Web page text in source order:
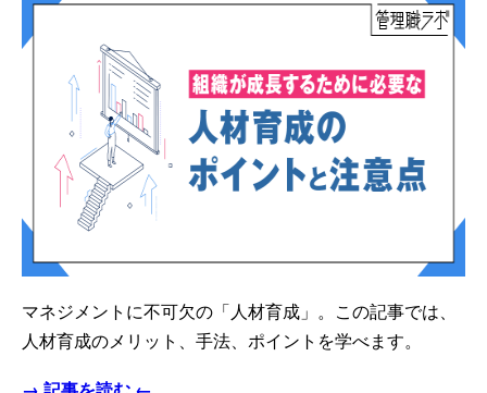
マネジメントに不可欠の「人材育成」。この記事では、
人材育成のメリット、手法、ポイントを学べます。